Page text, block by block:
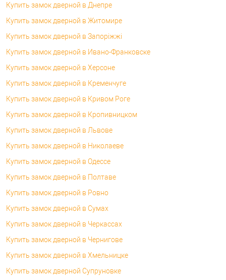
Купить замок дверной в Днепре
Купить замок дверной в Житомире
Купить замок дверной в Запоріжжі
Купить замок дверной в Ивано-Франковске
Купить замок дверной в Херсоне
Купить замок дверной в Кременчуге
Купить замок дверной в Кривом Роге
Купить замок дверной в Кропивницком
Купить замок дверной в Львове
Купить замок дверной в Николаеве
Купить замок дверной в Одессе
Купить замок дверной в Полтаве
Купить замок дверной в Ровно
Купить замок дверной в Сумах
Купить замок дверной в Черкассах
Купить замок дверной в Чернигове
Купить замок дверной в Хмельницке
Купить замок дверной Супруновке